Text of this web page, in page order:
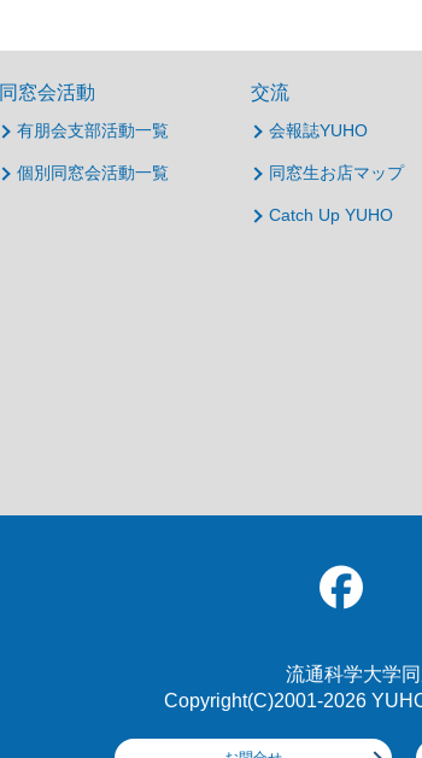
同窓会活動
有朋会支部活動一覧
個別同窓会活動一覧
交流
会報誌YUHO
同窓生お店マップ
Catch Up YUHO
流通科学大学
Copyright(C)2001-2026